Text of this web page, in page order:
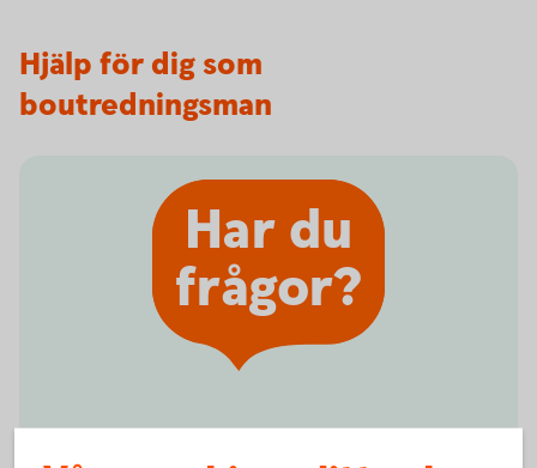
Hjälp för dig som
boutredningsman
Har du
frågor?